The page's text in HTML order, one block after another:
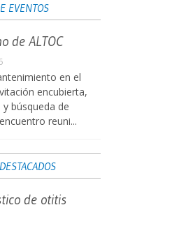
EVENTOS
de ALTOC
en el
encubierta,
búsqueda de
reuni...
de otitis